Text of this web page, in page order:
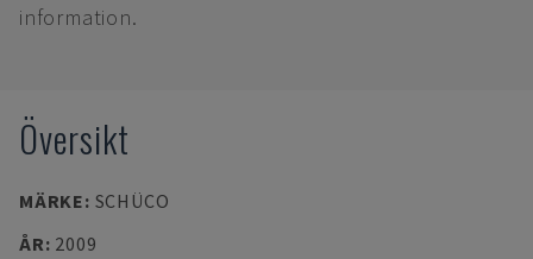
information.
Översikt
MÄRKE: SCHÜCO
ÅR: 2009